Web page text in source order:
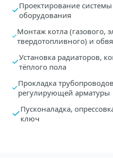
Проектирование
оборудования
Монтаж котла (газового,
твердотопливного) и
Установка радиаторов,
тёплого пола
Прокладка
регулирующей арматуры
Пусконаладка,
ключ